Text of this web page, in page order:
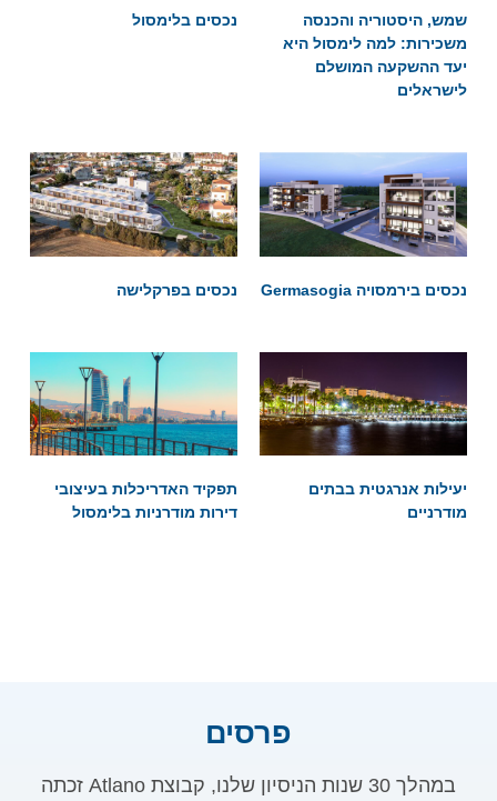
שמש, היסטוריה והכנסה
משכירות: למה לימסול היא
יעד ההשקעה המושלם
לישראלים
נכסים בלימסול
נכסים בירמסויה Germasogia נכסים בפרקלישה
יעילות אנרגטית בבתים
מודרניים
תפקיד האדריכלות בעיצובי
דירות מודרניות בלימסול
פרסים
במהלך 30 שנות הניסיון שלנו, קבוצת Atlano זכתה